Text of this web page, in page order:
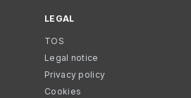
LEGAL
TOS
Legal notice
Privacy policy
Cookies